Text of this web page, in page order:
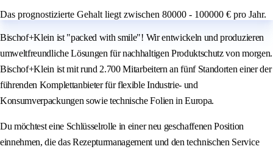
Das prognostizierte Gehalt liegt zwischen 80000 - 100000 € pro Jahr.
Bischof+Klein ist "packed with smile"! Wir entwickeln und produzieren
umweltfreundliche Lösungen für nachhaltigen Produktschutz von morgen.
Bischof+Klein ist mit rund 2.700 Mitarbeitern an fünf Standorten einer der
führenden Komplettanbieter für flexible Industrie- und
Konsumverpackungen sowie technische Folien in Europa.
Du möchtest eine Schlüsselrolle in einer neu geschaffenen Position
einnehmen, die das Rezepturmanagement und den technischen Service